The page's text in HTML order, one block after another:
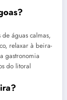
águas calmas,
relaxar à beira-
gastronomia
do litoral